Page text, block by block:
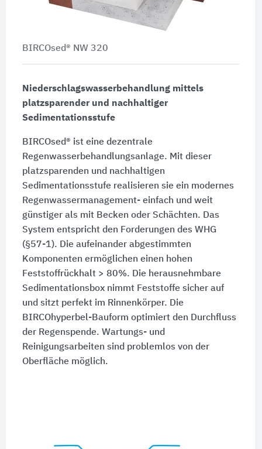
BIRCOsed® NW 320
Niederschlagswasserbehandlung mittels
platzsparender und nachhaltiger
Sedimentationsstufe
BIRCOsed® ist eine dezentrale
Regenwasserbehandlungsanlage. Mit dieser
platzsparenden und nachhaltigen
Sedimentationsstufe realisieren sie ein modernes
Regenwassermanagement- einfach und weit
günstiger als mit Becken oder Schächten. Das
System entspricht den Forderungen des WHG
(§57-1). Die aufeinander abgestimmten
Komponenten ermöglichen einen hohen
Feststoffrückhalt > 80%. Die herausnehmbare
Sedimentationsbox nimmt Feststoffe sicher auf
und sitzt perfekt im Rinnenkörper. Die
BIRCOhyperbel-Bauform optimiert den Durchfluss
der Regenspende. Wartungs- und
Reinigungsarbeiten sind problemlos von der
Oberfläche möglich.